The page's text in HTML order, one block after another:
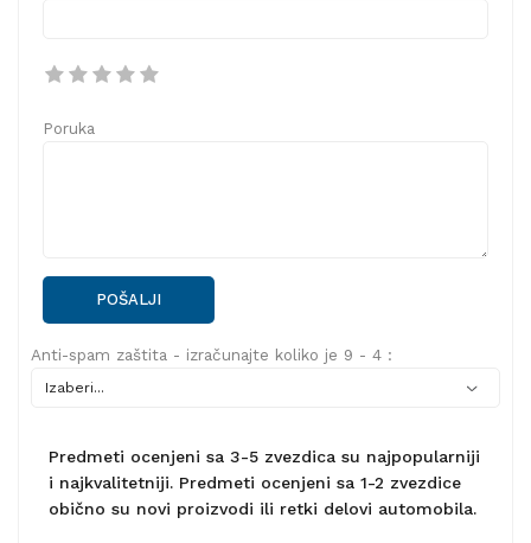
Poruka
POŠALJI
Anti-spam zaštita - izračunajte koliko je 9 - 4 :
Predmeti ocenjeni sa 3-5 zvezdica su najpopularniji
i najkvalitetniji. Predmeti ocenjeni sa 1-2 zvezdice
obično su novi proizvodi ili retki delovi automobila.